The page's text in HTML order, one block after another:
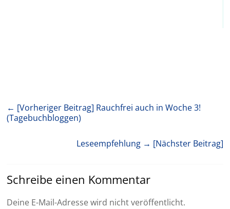
← [Vorheriger Beitrag] Rauchfrei auch in Woche 3!
(Tagebuchbloggen)
Leseempfehlung → [Nächster Beitrag]
Schreibe einen Kommentar
Deine E-Mail-Adresse wird nicht veröffentlicht.